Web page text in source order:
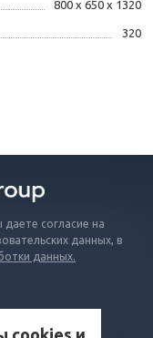
800 х 650 х 1320
320
согласие на
данных, в
данных.
cookies и